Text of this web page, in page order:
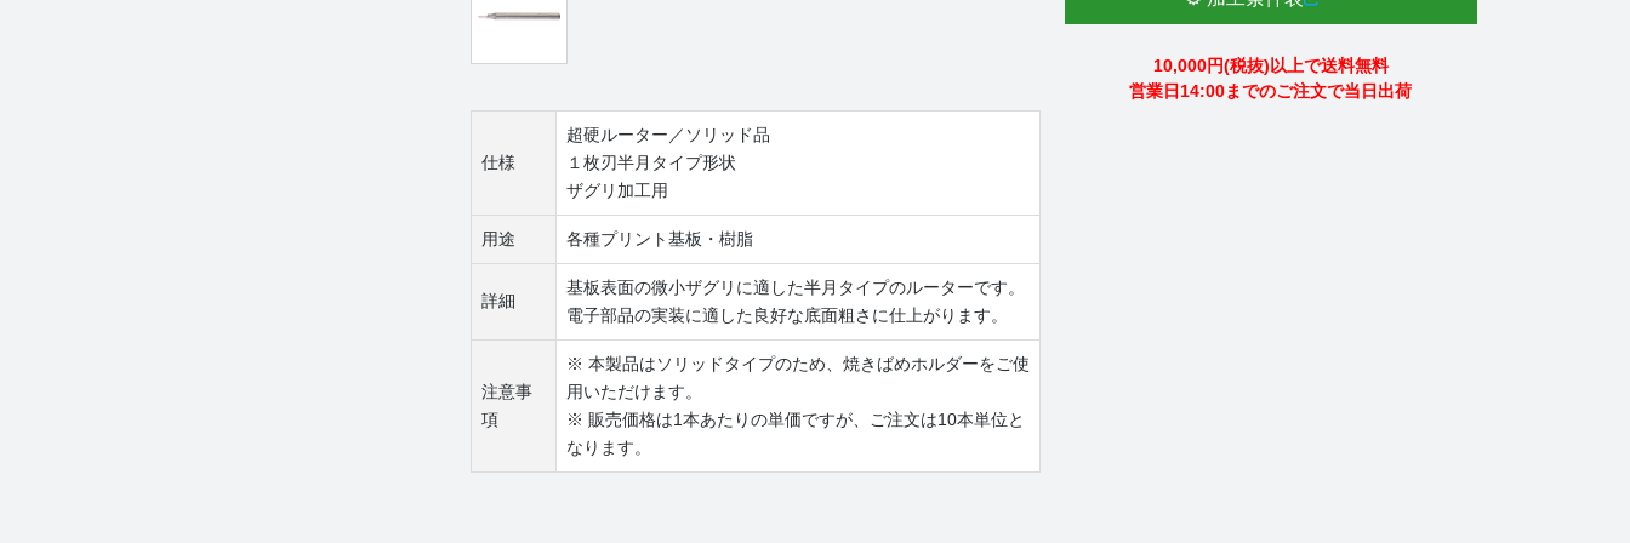
仕様
超硬ルーター／ソリッド品
１枚刃半月タイプ形状
ザグリ加工用
用途 各種プリント基板・樹脂
詳細
基板表面の微小ザグリに適した半月タイプのルーターです。
電子部品の実装に適した良好な底面粗さに仕上がります。
注意事
項
※ 本製品はソリッドタイプのため、焼きばめホルダーをご使
用いただけます。
※ 販売価格は1本あたりの単価ですが、ご注文は10本単位と
なります。
10,000円(税抜)以上で送料無料
営業日14:00までのご注文で当日出荷